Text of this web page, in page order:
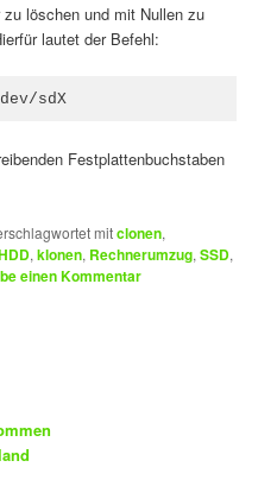
löschen und mit Nullen zu
lautet der Befehl:
sdX
Festplattenbuchstaben
mitclonen,
,klonen, Rechnerumzug,SSD,
einen Kommentar